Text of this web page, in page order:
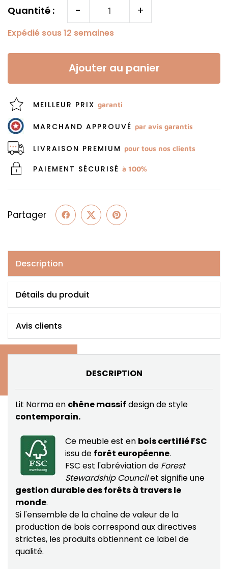
Quantité : - +
Expédié sous 12 semaines
Ajouter au panier
MEILLEUR PRIX garanti
MARCHAND APPROUVÉ par avis garantis
LIVRAISON PREMIUM pour tous nos clients
PAIEMENT SÉCURISÉ à 100%
Partager
Description
DESCRIPTION
Lit Norma en chêne massif design de style
contemporain.
Ce meuble est en bois certifié FSC
issu de forêt européenne.
FSC est l'abréviation de Forest
Stewardship Councilet signifie une
gestion durable des forêts à travers le
monde.
Si l'ensemble de la chaîne de valeur de la
production de bois correspond aux directives
strictes, les produits obtiennent ce label de
qualité.
Détails du produit
Avis clients